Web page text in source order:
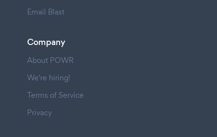
Email Blast
Company
About POWR
We're hiring!
Terms of Service
Privacy